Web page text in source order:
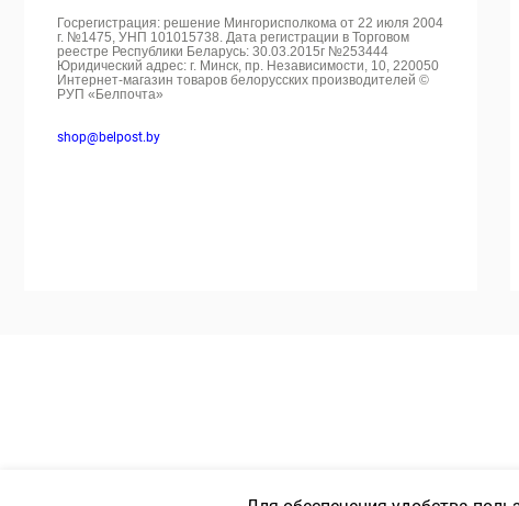
Госрегистрация: решение Мингорисполкома от 22 июля 2004
г. №1475, УНП 101015738. Дата регистрации в Торговом
реестре Республики Беларусь: 30.03.2015г №253444
Юридический адрес: г. Минск, пр. Независимости, 10, 220050
Интернет-магазин товаров белорусских производителей ©
РУП «Белпочта»
shop@belpost.by